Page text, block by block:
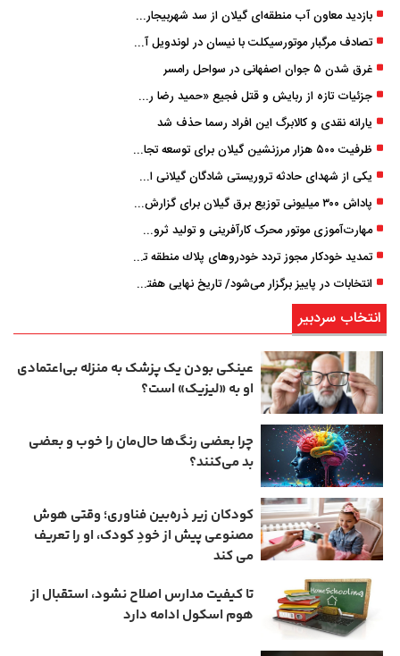
بازدید معاون آب منطقه‌ای گیلان از سد شهربیجار برای تداوم تأمین آب شرب استان
تصادف مرگبار موتورسیکلت با نیسان در لوندویل آستارا/ انتقال مصدوم با اورژانس هوایی به رشت
غرق شدن ۵ جوان اصفهانی در سواحل رامسر
جزئیات تازه از ربایش و قتل فجیع «حمید رضا رجب زاده» مداح جوان تهرانی؛ ۴ متهم بازداشت شدند
یارانه نقدی و کالابرگ این افراد رسما حذف شد
ظرفیت ۵۰۰ هزار مرزنشین گیلان برای توسعه تجارت فعال می‌شود
یکی از شهدای حادثه تروریستی شادگان گیلانی است/ شهادت «سینا سیاه‌ نژاد» در درگیری با اشرار مسلح
پاداش ۳۰۰ میلیونی توزیع برق گیلان برای گزارش ماینرهای غیرمجاز
مهارت‌آموزی موتور محرک کارآفرینی و تولید ثروت است
تمدید خودكار مجوز تردد خودروهای پلاك منطقه تا پایان آذر ۱۴۰۵
انتخابات در پاییز برگزار می‌شود/ تاریخ نهایی هفته آینده اعلام می‌شود
انتخاب سردبیر
عینکی‌ بودن یک پزشک به منزله بی‌اعتمادی
او به «لیزیک» است؟
چرا بعضی رنگ‌ها حال‌مان را خوب و بعضی
بد می‌کنند؟
کودکان زیر ذره‌بین فناوری؛ وقتی هوش
مصنوعی پیش از خودِ کودک، او را تعریف
می ‌کند
تا کیفیت مدارس اصلاح نشود، استقبال از
هوم ‌اسکول ادامه دارد